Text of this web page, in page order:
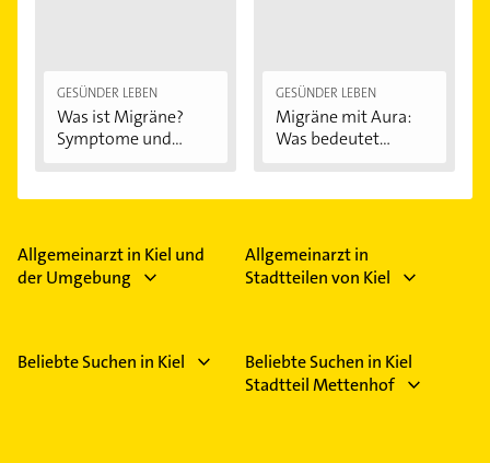
GESÜNDER LEBEN
Was ist Migräne?
Symptome und...
GESÜNDER LEBEN
Migräne mit Aura:
Was bedeutet...
Allgemeinarzt in Kiel und
der Umgebung
Allgemeinarzt in
Stadtteilen von Kiel
Beliebte Suchen in Kiel
Beliebte Suchen in Kiel
Stadtteil Mettenhof